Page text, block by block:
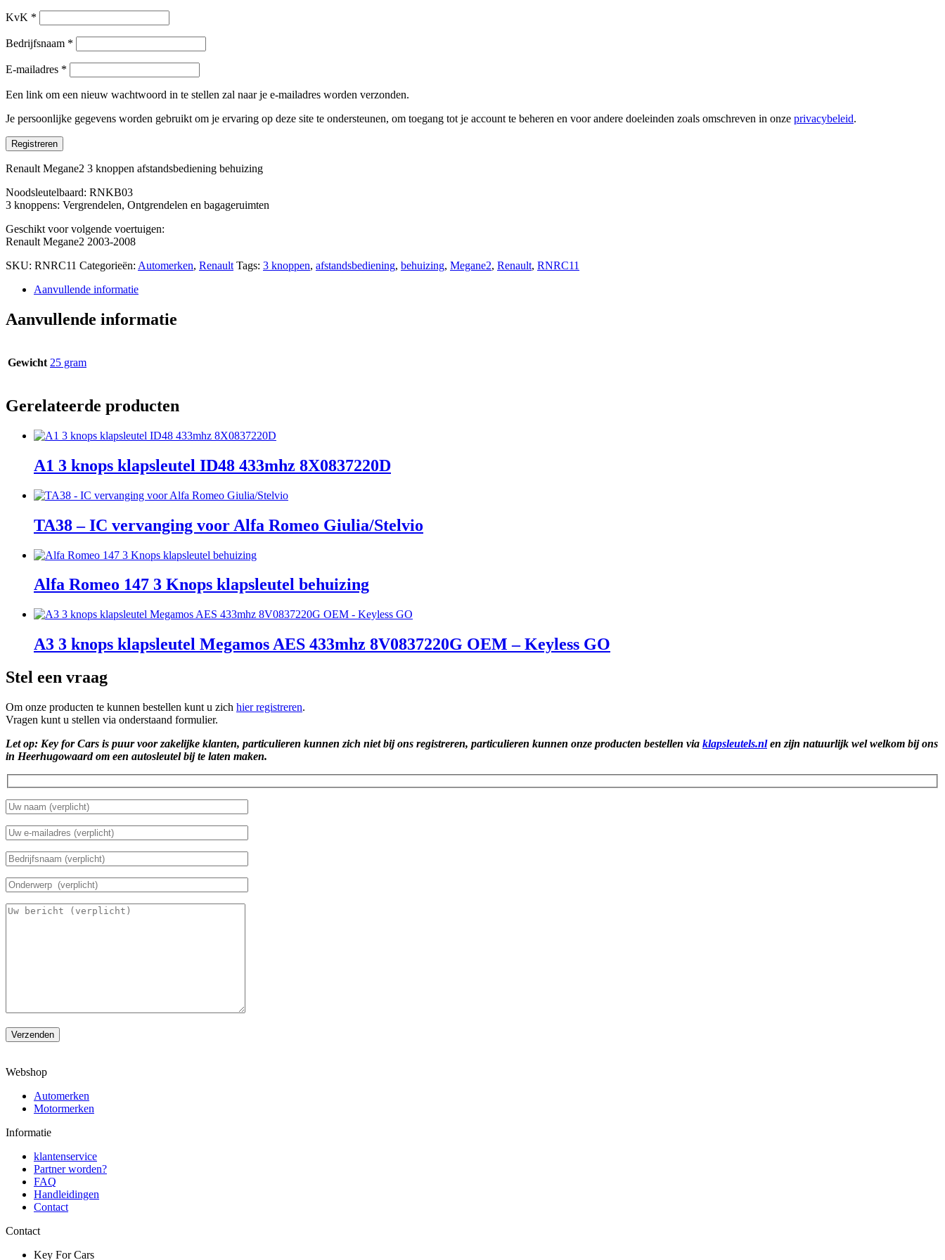
KvK *
Bedrijfsnaam *
E-mailadres *
Een link om een nieuw wachtwoord in te stellen zal naar je e-mailadres worden verzonden.
Je persoonlijke gegevens worden gebruikt om je ervaring op deze site te ondersteunen, om toegang tot je account te beheren en voor andere doeleinden zoals omschreven in onze privacybeleid.
Registreren
Renault Megane2 3 knoppen afstandsbediening behuizing
Noodsleutelbaard: RNKB03
3 knoppens: Vergrendelen, Ontgrendelen en bagageruimten
Geschikt voor volgende voertuigen:
Renault Megane2 2003-2008
SKU: RNRC11 Categorieën: Automerken, Renault Tags: 3 knoppen, afstandsbediening, behuizing, Megane2, Renault, RNRC11
Aanvullende informatie
Aanvullende informatie
Gewicht 25 gram
Gerelateerde producten
A1 3 knops klapsleutel ID48 433mhz 8X0837220D
TA38 – IC vervanging voor Alfa Romeo Giulia/Stelvio
Alfa Romeo 147 3 Knops klapsleutel behuizing
A3 3 knops klapsleutel Megamos AES 433mhz 8V0837220G OEM – Keyless GO
Stel een vraag
Om onze producten te kunnen bestellen kunt u zich hier registreren.
Vragen kunt u stellen via onderstaand formulier.
Let op: Key for Cars is puur voor zakelijke klanten, particulieren kunnen zich niet bij ons registreren, particulieren kunnen onze producten bestellen via klapsleutels.nlen zijn natuurlijk wel welkom bij ons
in Heerhugowaard om een autosleutel bij te laten maken.
Verzenden
Webshop
Automerken
Motormerken
Informatie
klantenservice
Partner worden?
FAQ
Handleidingen
Contact
Contact
Key For Cars